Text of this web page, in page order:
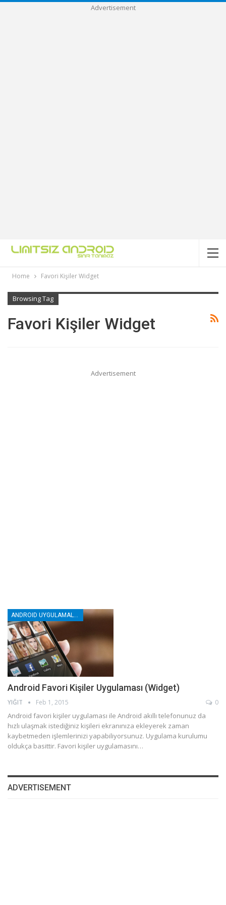
Advertisement
Home Favori Kişiler Widget
Browsing Tag
Favori Kişiler Widget
Advertisement
Android Favori Kişiler Uygulaması (Widget)
YIĞIT Feb 1, 2015 0
Android favori kişiler uygulaması ile Android akıllı telefonunuz da
hızlı ulaşmak istediğiniz kişileri ekranınıza ekleyerek zaman
kaybetmeden işlemlerinizi yapabiliyorsunuz. Uygulama kurulumu
oldukça basittir. Favori kişiler uygulamasını…
ADVERTISEMENT